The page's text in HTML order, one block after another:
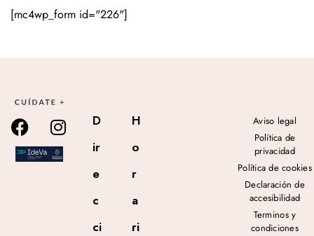
[mc4wp_form id="226"]
D
ir
e
c
ci
H
o
r
a
ri
Aviso legal
Política de
privacidad
Política de cookies
Declaración de
accesibilidad
Terminos y
condiciones